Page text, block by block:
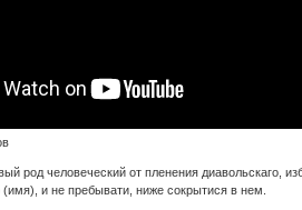
род человеческий от пленения диавольскаго,
(имя), и не пребывати, ниже сокрытися в нем.